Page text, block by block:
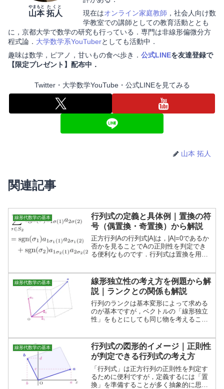
山本
やまもと
拓人
たくと
現在はオンライン家庭教師 ，社会人向け数
学教室での講師としての教育活動ととも
に，京都大学で数学の研究も行っている．専門は非線形偏微分方
程式論． 大学数学系YouTuberとしても活動中．
趣味は数学，ピアノ，甘いもの食べ歩き． 公式LINEを友達登録で
【限定プレゼント】配布中．
Twitter・大学数学YouTube・公式LINEを見てみる
山本 拓人
関連記事
線形代数学の基本
行列式の定義と具体例｜置換の符
号（偶置換・奇置換）から解説
正方行列Aの行列式|A|は，|A|=0であるか
否かを見ることでAの正則性を判定でき
る便利なものです．行列式は置換を用い
体例を説明しています．
線形代数学の基本
線形独立性の考え方を例題から解
説｜ランクとの関係も解説
行列のランクは基本変形によって求める
のが基本ですが，ベクトルの「線形独立
性」をもとにしても同じ物を考えること
との関係を説明します．
線形代数学の基本
行列式の図形的イメージ｜正則性
が判定できる行列式の考え方
「行列式」は正方行列の正則性を判定す
るために便利ですが，定義するには「置
換」を準備することが多く抽象的に思え